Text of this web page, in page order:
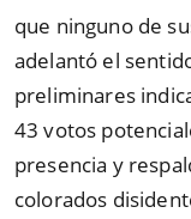
que ninguno de
adelantó el
preliminares
43 votos
presencia y
colorados